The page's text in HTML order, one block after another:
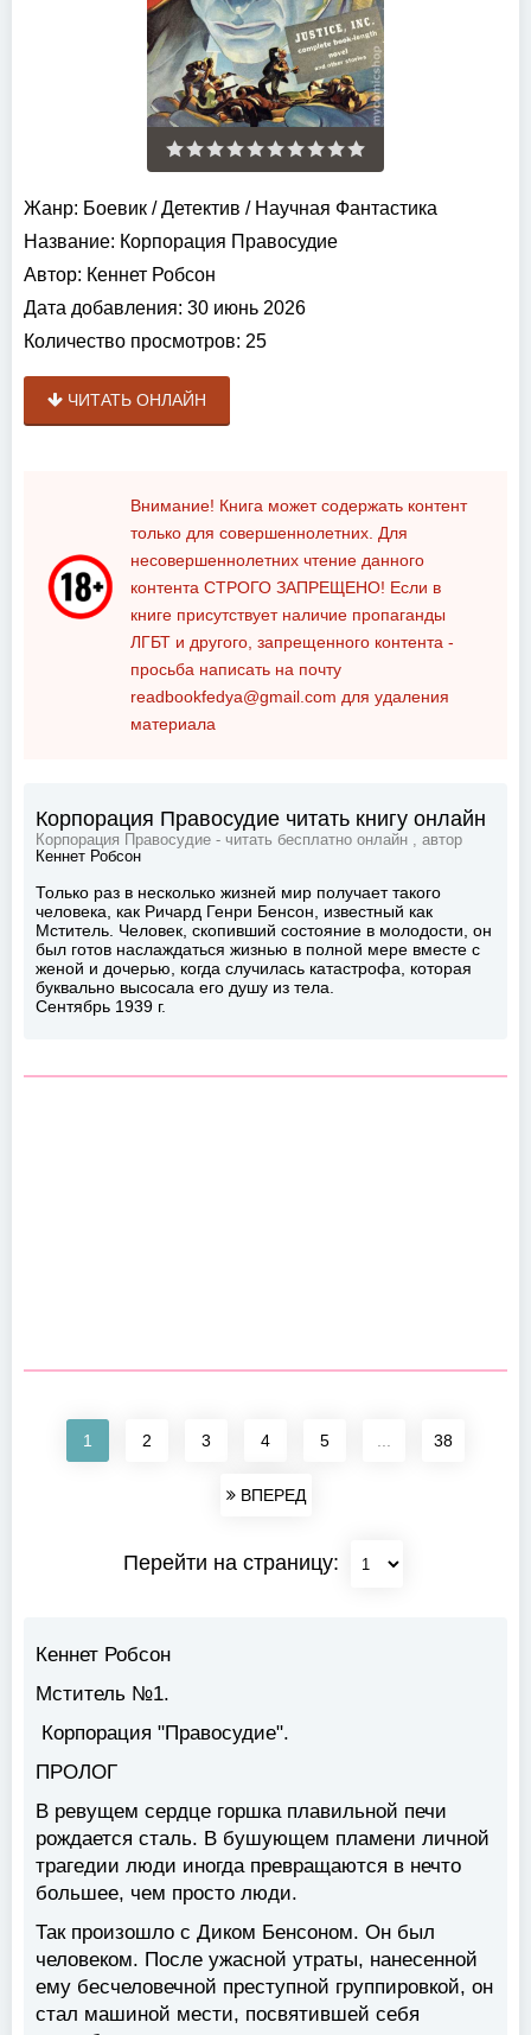
Жанр: Боевик /Детектив / Научная Фантастика
Название: Корпорация Правосудие
Автор: Кеннет Робсон
Дата добавления: 30 июнь 2026
Количество просмотров: 25
ЧИТАТЬ ОНЛАЙН
Внимание! Книга может содержать контент
только для совершеннолетних. Для
несовершеннолетних чтение данного
контента СТРОГО ЗАПРЕЩЕНО! Если в
книге присутствует наличие пропаганды
ЛГБТ и другого, запрещенного контента -
просьба написать на почту
readbookfedya@gmail.com для удаления
материала
Корпорация Правосудие читать книгу онлайн
Корпорация Правосудие - читать бесплатно онлайн , автор
Кеннет Робсон
Только раз в несколько жизней мир получает такого
человека, как Ричард Генри Бенсон, известный как
Мститель. Человек, скопивший состояние в молодости, он
был готов наслаждаться жизнью в полной мере вместе с
женой и дочерью, когда случилась катастрофа, которая
буквально высосала его душу из тела.
Сентябрь 1939 г.
1 2 3 4 5 38
ВПЕРЕД
Перейти на страницу:
Кеннет Робсон
Мститель №1.
Корпорация "Правосудие".
ПРОЛОГ
В ревущем сердце горшка плавильной печи
рождается сталь. В бушующем пламени личной
трагедии люди иногда превращаются в нечто
большее, чем просто люди.
Так произошло с Диком Бенсоном. Он был
человеком. После ужасной утраты, нанесенной
ему бесчеловечной преступной группировкой, он
стал машиной мести, посвятившей себя